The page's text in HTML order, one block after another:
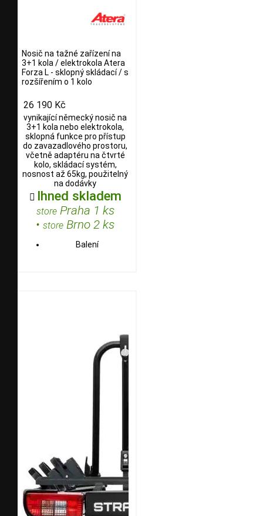
Nosič na tažné zařízení na
3+1 kola / elektrokola Atera
Forza L - sklopný skládací / s
rozšířením o 1 kolo
26 190 Kč
vynikající německý nosič na
3+1 kola nebo elektrokola,
sklopná funkce pro přístup
do zavazadlového prostoru,
včetně adaptéru na čtvrté
kolo, skládací systém,
nosnost až 65kg, použitelný
na dodávky
 Ihned skladem
storePraha 1 ks
• store Brno 2 ks
Balení